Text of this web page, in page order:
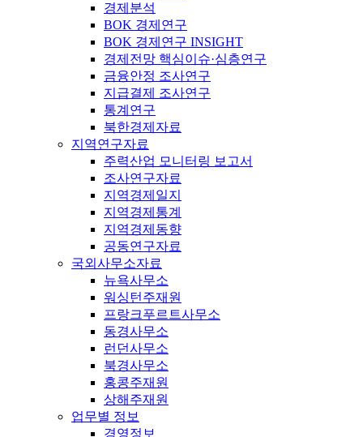
경제분석
BOK 경제연구
BOK 경제연구 INSIGHT
경제전망 핵심이슈·심층연구
금융안정 조사연구
지급결제 조사연구
통계연구
북한경제자료
지역연구자료
주력산업 모니터링 보고서
조사연구자료
지역경제일지
지역경제통계
지역경제동향
공동연구자료
국외사무소자료
뉴욕사무소
워싱턴주재원
프랑크푸르트사무소
동경사무소
런던사무소
북경사무소
홍콩주재원
상해주재원
업무별 정보
경영정보